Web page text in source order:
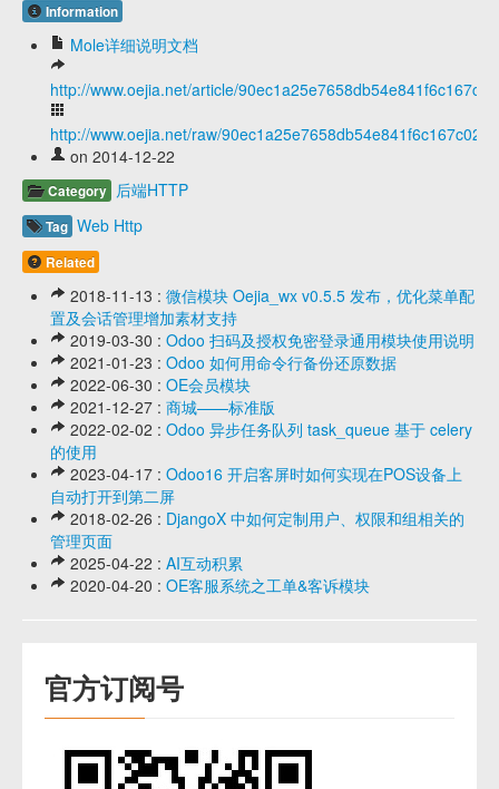
Information
Mole详细说明文档
http://www.oejia.net/article/
http://www.oejia.net/raw/90ec1a25e7658db54e841f6c167c02fb
on 2014-12-22
Category 后端HTTP
Tag Web Http
Related
2018-11-13 : 微信模块 Oejia_wx v0.5.5 发布，优化菜单配
置及会话管理增加素材支持
2019-03-30 : Odoo 扫码及授权免密登录通用模块使用说明
2021-01-23 : Odoo 如何用命令行备份还原数据
2022-06-30 : OE会员模块
2021-12-27 : 商城——标准版
2022-02-02 : Odoo 异步任务队列 task_queue 基于 celery
的使用
2023-04-17 : Odoo16 开启客屏时如何实现在POS设备上
自动打开到第二屏
2018-02-26 : DjangoX 中如何定制用户、权限和组相关的
管理页面
2025-04-22 : AI互动积累
2020-04-20 : OE客服系统之工单&客诉模块
官方订阅号